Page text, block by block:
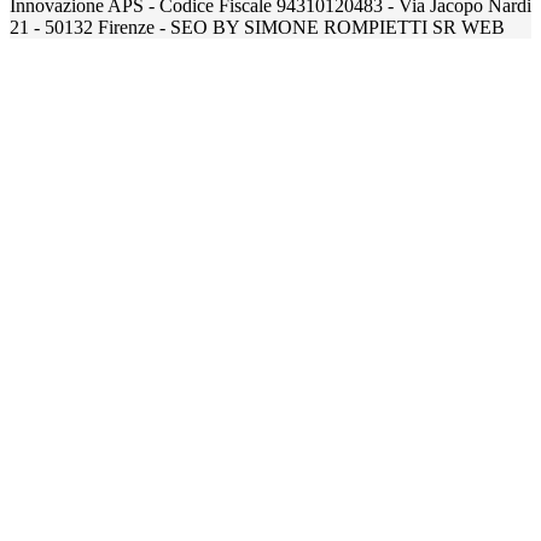
Innovazione APS - Codice Fiscale 94310120483 - Via Jacopo Nardi
21 - 50132 Firenze - SEO BY SIMONE ROMPIETTI SR WEB